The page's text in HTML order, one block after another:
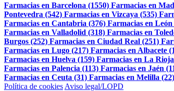
Farmacias en Barcelona (1550) Farmacias en
Pontevedra (542) Farmacias en Vizcaya (535)
Farmacias en Cantabria (376) Farmacias en León
Farmacias en Valladolid (318) Farmacias en
Burgos (252) Farmacias en Ciudad Real (251)
Farmacias en Lugo (217) Farmacias en Albacete
Farmacias en Huelva (159) Farmacias en La
Farmacias en Palencia (113) Farmacias en Jaén
Farmacias en Ceuta (31) Farmacias en Melilla (22)
Política de cookies Aviso legal/LOPD